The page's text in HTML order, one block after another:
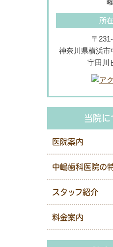
曜
所
〒
神奈川県横浜市
宇田川
当院
医院案内
中嶋歯科医院の
スタッフ紹介
料金案内